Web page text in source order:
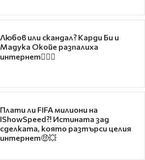
Любов или скандал? Карди Би и
Мадука Окойе разпалиха
интернет❤️‍🔥🔥
Плати ли FIFA милиони на
IShowSpeed?! Истината зад
сделката, която разтърси целия
интернет🤑💥